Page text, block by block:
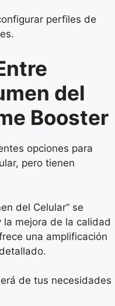
perfiles de
del
Booster
opciones para
pero tienen
del Celular” se
mejora de la calidad
una amplificación
de tus necesidades